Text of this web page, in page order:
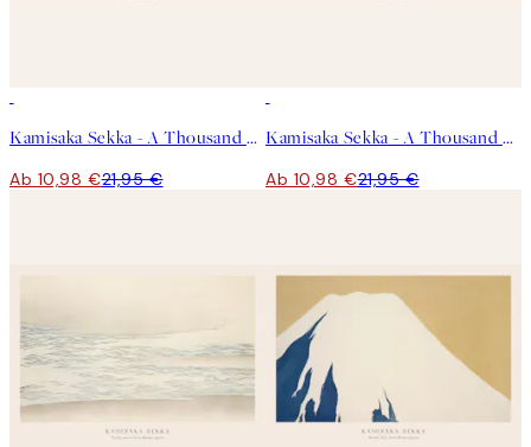
Kamisaka Sekka - A Thousand Grasses Pl.09 Poster
Ab 10,98 €21,95 €
Kamisaka Sekka - A Thousand Grasses Pl.17 Poster
Ab 10,98 €21,95 €